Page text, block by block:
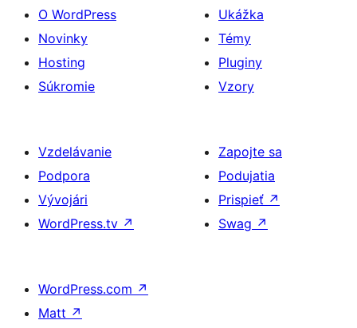
O WordPress
Novinky
Hosting
Súkromie
Ukážka
Témy
Pluginy
Vzory
Vzdelávanie
Podpora
Vývojári
WordPress.tv ↗
Zapojte sa
Podujatia
Prispieť ↗
Swag ↗
WordPress.com ↗
Matt ↗